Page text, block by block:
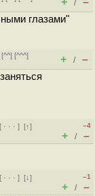
/
глазами"
[^^] [^^^]
+ / –
· · ·][↑]
–4
+ / –
· · ·][↓]
–1
+ / –